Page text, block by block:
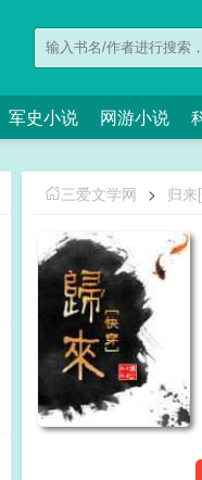
军史小说 网游小说
三爱文学网 > 归